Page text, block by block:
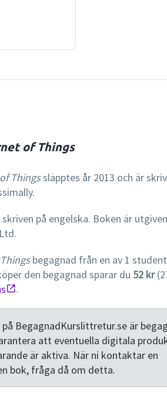
of Things
Thingssläpptes år 2013 och är
på engelska. Boken är
begagnad från en av 1
den begagnad sparar du 52 kr
.
BegagnadKurslittretur.se är
att eventuella digitala
är aktiva. När ni kontaktar en
bok, fråga då om detta.